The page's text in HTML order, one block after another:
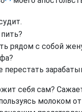
рядом с собой
перестать
себя сам?
молоком от